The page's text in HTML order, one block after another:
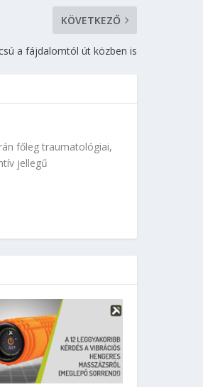
KÖVETKEZŐ
a fájdalomtól út közben is
főleg traumatológiai,
jellegű